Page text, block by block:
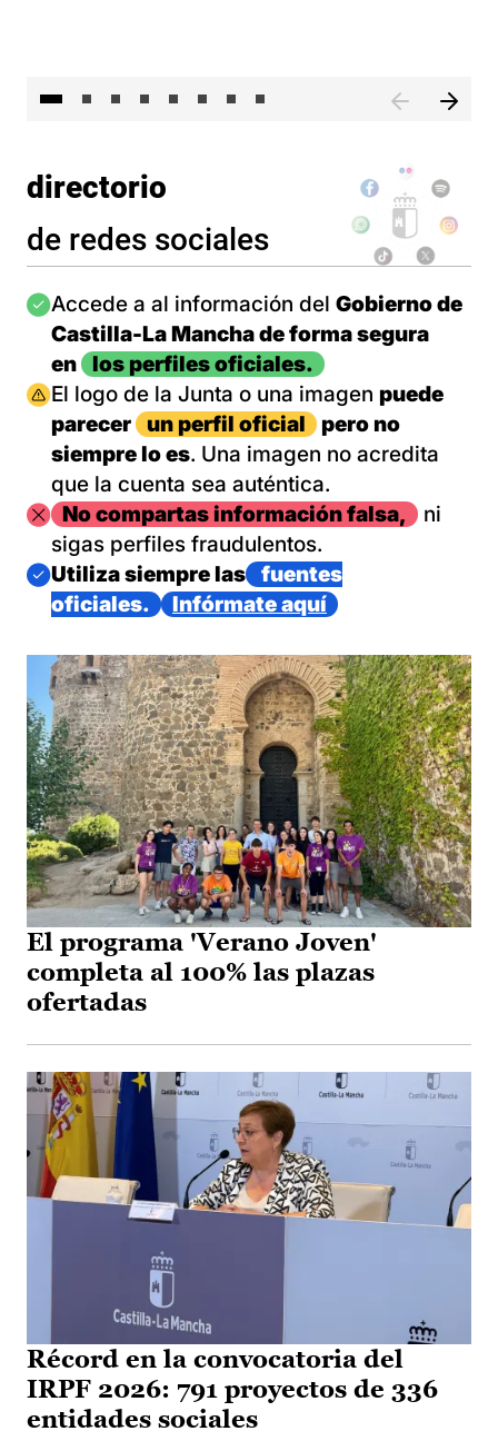
directorio
de redes sociales
Imagen
Accede a al información del Gobierno de
Castilla-La Mancha de forma segura
en
los perfiles oficiales.
Imagen
El logo de la Junta o una imagen puede
parecer
un perfil oficial
pero no
siempre lo es. Una imagen no acredita
que la cuenta sea auténtica.
ImagenNo compartas información falsa,
ni
sigas perfiles fraudulentos.
Imagen
Utiliza siempre las
fuentes
oficiales.
Infórmate aquí
El programa 'Verano Joven'
completa al 100% las plazas
ofertadas
Récord en la convocatoria del
IRPF 2026: 791 proyectos de 336
entidades sociales